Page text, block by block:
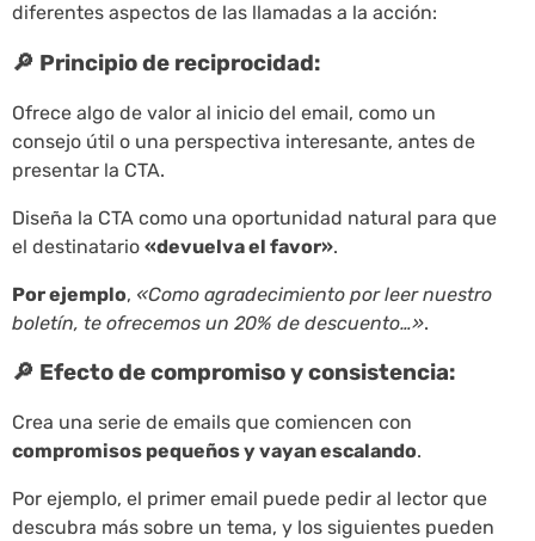
diferentes aspectos de las llamadas a la acción:
🔎 Principio de reciprocidad:
Ofrece algo de valor al inicio del email, como un
consejo útil o una perspectiva interesante, antes de
presentar la CTA.
Diseña la CTA como una oportunidad natural para que
el destinatario «devuelva el favor».
Por ejemplo, «Como agradecimiento por leer nuestro
boletín, te ofrecemos un 20% de descuento…».
🔎 Efecto de compromiso y consistencia:
Crea una serie de emails que comiencen con
compromisos pequeños y vayan escalando.
Por ejemplo, el primer email puede pedir al lector que
descubra más sobre un tema, y los siguientes pueden